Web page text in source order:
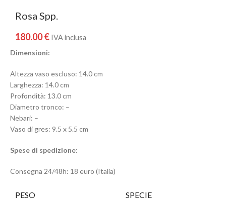
Rosa Spp.
180.00€ IVA inclusa
Dimensioni:
Altezza vaso escluso: 14.0 cm
Larghezza: 14.0 cm
Profondità: 13.0 cm
Diametro tronco: –
Nebari: –
Vaso di gres: 9.5 x 5.5 cm
Spese di spedizione:
Consegna 24/48h: 18 euro (Italia)
PESO SPECIE